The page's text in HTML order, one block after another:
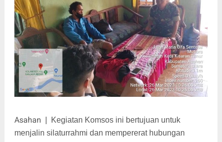
Asahan
Kegiatan Komsos ini bertujuan untuk
menjalin silaturrahmi dan mempererat hubungan